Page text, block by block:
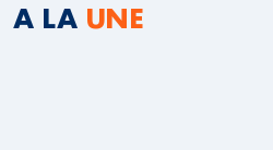
A LA UNE